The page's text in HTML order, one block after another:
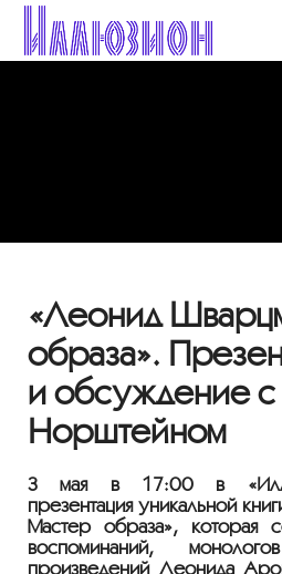
«Леонид
образа».
и обсуждение
Норштейном
3 мая в 17:00 в
презентация уникальной
Мастер образа», которая
воспоминаний,
произведений Леонида